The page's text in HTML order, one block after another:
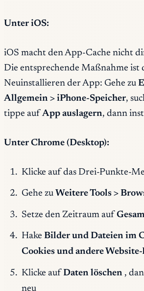
Unter iOS:
iOS macht den App-Cache nicht
Die entsprechende Maßnahme ist
Neuinstallieren der App: Gehe zu
Allgemein > iPhone-Speicher,
tippe auf App auslagern, dann
Unter Chrome (Desktop):
Klicke auf das Drei-Punkte-
Gehe zu Weitere Tools >
Setze den Zeitraum auf
Hake Bilder und Dateien im
Cookies und andere
Klicke auf Daten löschen ,
neu